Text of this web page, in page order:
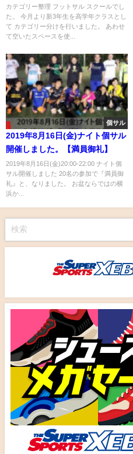
カテゴリー整理 フットサル スクールでし
た。 今月より新3年生を高学年クラスとし
て カテゴリー分けを行いました。 あわせ
て空いたスペースを使...
個サル
2019年8月16日(金)ナイト個サル
開催しました。【満員御礼】
2019年8月16日(金)20:00-22:00 ナイト個
サル開催しました 20名の参加で『満員御
礼』と、なりました。 お盆ならではの横
浜か...